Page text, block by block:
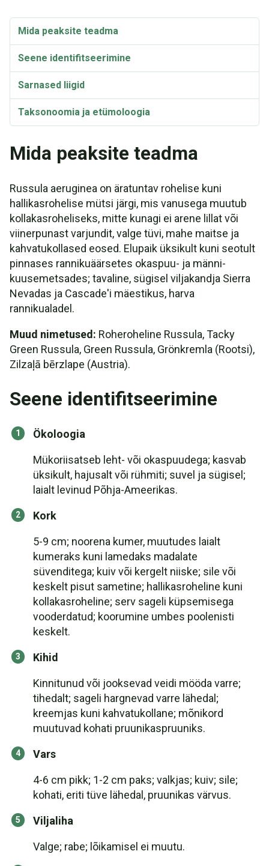
Mida peaksite teadma
Seene identifitseerimine
Sarnased liigid
Taksonoomia ja etümoloogia
Mida peaksite teadma
Russula aeruginea on äratuntav rohelise kuni
hallikasrohelise mütsi järgi, mis vanusega muutub
kollakasroheliseks, mitte kunagi ei arene lillat või
viinerpunast varjundit, valge tüvi, mahe maitse ja
kahvatukollased eosed. Elupaik üksikult kuni seotult
pinnases rannikuäärsetes okaspuu- ja männi-
kuusemetsades; tavaline, sügisel viljakandja Sierra
Nevadas ja Cascade'i mäestikus, harva
rannikualadel.
Muud nimetused: Roheroheline Russula, Tacky
Green Russula, Green Russula, Grönkremla (Rootsi),
Zilzaļā bērzlape (Austria).
Seene identifitseerimine
Ökoloogia
Mükoriisatseb leht- või okaspuudega; kasvab
üksikult, hajusalt või rühmiti; suvel ja sügisel;
laialt levinud Põhja-Ameerikas.
Kork
5-9 cm; noorena kumer, muutudes laialt
kumeraks kuni lamedaks madalate
süvenditega; kuiv või kergelt niiske; sile või
keskelt pisut sametine; hallikasroheline kuni
kollakasroheline; serv sageli küpsemisega
vooderdatud; koorumine umbes poolenisti
keskelt.
Kihid
Kinnitunud või jooksevad veidi mööda varre;
tihedalt; sageli hargnevad varre lähedal;
kreemjas kuni kahvatukollane; mõnikord
muutuvad kohati pruunikaspruuniks.
Vars
4-6 cm pikk; 1-2 cm paks; valkjas; kuiv; sile;
kohati, eriti tüve lähedal, pruunikas värvus.
Viljaliha
Valge; rabe; lõikamisel ei muutu.